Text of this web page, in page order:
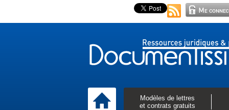
Modèles de lettres
et contrats gratuits